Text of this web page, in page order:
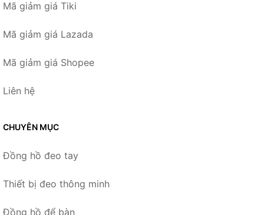
Mã giảm giá Tiki
Mã giảm giá Lazada
Mã giảm giá Shopee
Liên hệ
CHUYÊN MỤC
Đồng hồ đeo tay
Thiết bị đeo thông minh
Đồng hồ để bàn